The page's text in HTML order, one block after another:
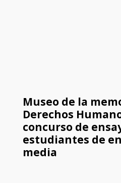
Museo de la
Derechos
concurso de
estudiantes de
media